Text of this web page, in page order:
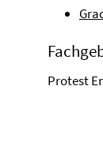
Protest